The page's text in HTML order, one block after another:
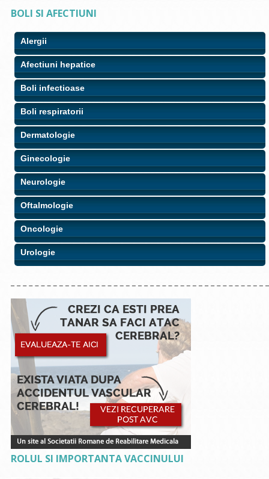
BOLI SI AFECTIUNI
Alergii
Afectiuni hepatice
Boli infectioase
Boli respiratorii
Dermatologie
Ginecologie
Neurologie
Oftalmologie
Oncologie
Urologie
ROLUL SI IMPORTANTA VACCINULUI